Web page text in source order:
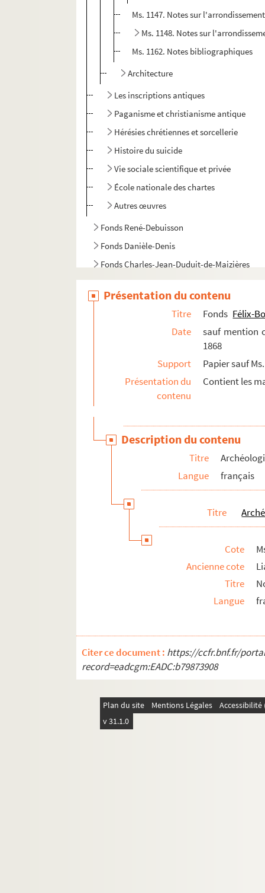
Ms. 1147. Notes sur
Ms. 1148. Notes sur
Ms. 1162. Notes bibliographiques
Architecture
Les inscriptions antiques
Paganisme et christianisme antique
Hérésies chrétiennes et sorcellerie
Histoire du suicide
Vie sociale scientifique et privée
École nationale des chartes
Autres œuvres
Fonds René-Debuisson
Fonds Danièle-Denis
Fonds Charles-Jean-Duduit-de-Maizières
Fonds Edme-Jean-Noël-Hénin
Fonds Pierre-Lebrun
Fonds Émile Lefèvre : notes et articles sur
Fonds Maximilien-Michelin, suite
Fonds Jean-Baptiste-Rivot
Présentation du contenu
Titre Fonds Félix-
Date
sauf mention
1868
Support
Papier sauf
Présentation du
contenu
Contient les
Description du contenu
Titre
Langue
français
Titre
Cote
Ancienne cote
Titre
Langue
Citer ce document : https://ccfr.bnf.fr/
record=eadcgm:EADC:b79873908
Plan du site Mentions Légales
v 31.1.0